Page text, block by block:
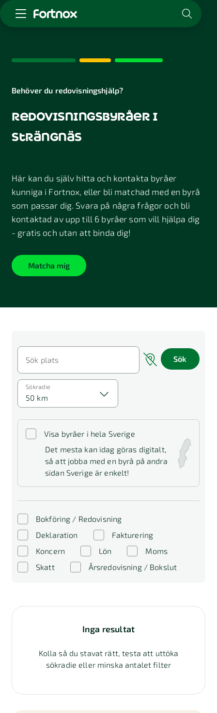
Skaffa Fortnox
Kunskap & inspiration
Logga in
Kontakt
Behöver du redovisningshjälp?
redovisningsbyråer i
strängnäs
Här kan du själv hitta och kontakta byråer
kunniga i Fortnox, eller bli matchad med en byrå
som passar dig. Svara på några frågor och bli
kontaktad av upp till 6 byråer som vill hjälpa dig
- gratis och utan att binda dig!
Matcha mig
Sök plats Sök
Visa byråer i hela Sverige
Det mesta kan idag göras digitalt,
så att jobba med en byrå på andra
sidan Sverige är enkelt!
Sökradie
50 km
Bokföring / Redovisning
Deklaration
Fakturering
Koncern
Lön
Moms
Skatt
Årsredovisning / Bokslut
Inga resultat
Kolla så du stavat rätt, testa att uttöka
sökradie eller minska antalet filter